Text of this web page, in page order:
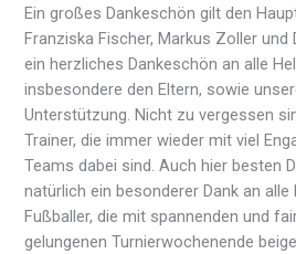
Ein großes Dankeschön gilt den
Franziska Fischer, Markus Zoller und
ein herzliches Dankeschön an alle
insbesondere den Eltern, sowie
Unterstützung. Nicht zu vergessen
Trainer, die immer wieder mit viel
Teams dabei sind. Auch hier besten
natürlich ein besonderer Dank an alle
Fußballer, die mit spannenden und
gelungenen Turnierwochenende